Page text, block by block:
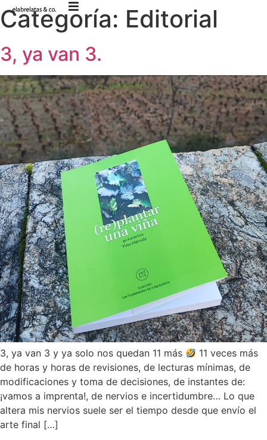
Categoría: Editorial
3, ya van 3.
3, ya van 3 y ya solo nos quedan 11 más
11 veces más
de horas y horas de revisiones, de lecturas mínimas, de
modificaciones y toma de decisiones, de instantes de:
¡vamos a imprenta!, de nervios e incertidumbre… Lo que
altera mis nervios suele ser el tiempo desde que envío el
arte final […]